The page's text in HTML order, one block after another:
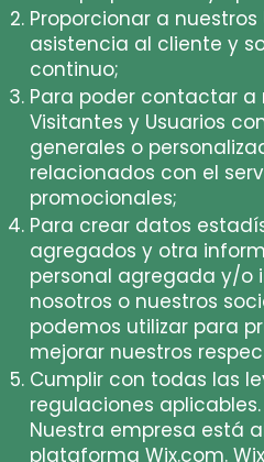
Proporcionar a nuestros
asistencia al cliente y
continuo;
Para poder contactar a
Visitantes y Usuarios
generales o
relacionados con el
promocionales;
Para crear datos
agregados y otra
personal agregada y/o
nosotros o nuestros
podemos utilizar para
mejorar nuestros
Cumplir con todas las
regulaciones aplicables.
Nuestra empresa está
plataforma Wix.com.